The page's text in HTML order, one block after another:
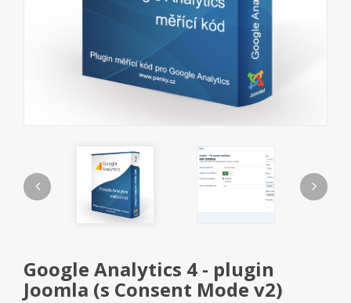
Google Analytics 4 - plugin
Joomla (s Consent Mode v2)